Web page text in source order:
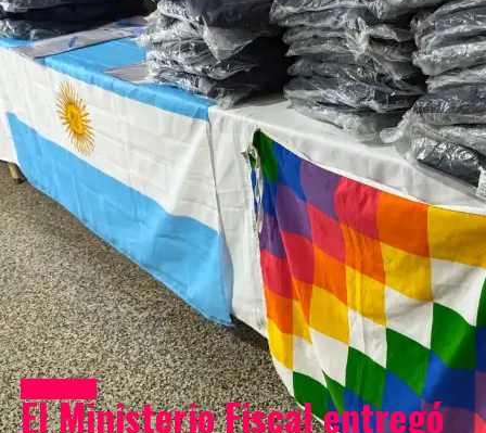
Sociedad
El Ministerio Fiscal entregó